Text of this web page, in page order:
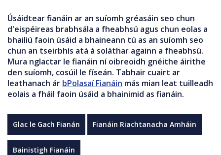
Úsáidtear fianáin ar an suíomh gréasáin seo chun
d'eispéireas brabhsála a fheabhsú agus chun eolas a
bhailiú faoin úsáid a bhaineann tú as an suíomh seo
chun an tseirbhís atá á soláthar againn a fheabhsú.
Mura nglactar le fianáin ní oibreoidh gnéithe áirithe
den suíomh, cosúil le físeán. Tabhair cuairt ar
leathanach ár bPolasaí Fianáin más mian leat tuilleadh
eolais a fháil faoin úsáid a bhainimid as fianáin.
Glac le Gach Fianán Fianáin Riachtanacha Amháin
Bainistigh Fianáin